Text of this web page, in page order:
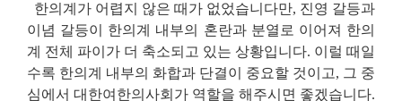
한의계가 어렵지 않은 때가 없었습니다만, 진영 갈등과
이념 갈등이 한의계 내부의 혼란과 분열로 이어져 한의
계 전체 파이가 더 축소되고 있는 상황입니다. 이럴 때일
수록 한의계 내부의 화합과 단결이 중요할 것이고, 그 중
심에서 대한여한의사회가 역할을 해주시면 좋겠습니다.